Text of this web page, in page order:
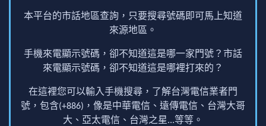
本平台的市話地區查詢，只要搜尋號碼即可馬上知道
來源地區。
手機來電顯示號碼，卻不知道這是哪一家門號？市話
來電顯示號碼，卻不知道這是哪裡打來的？
在這裡您可以輸入手機搜尋，了解台灣電信業者門
號，包含(+886)，像是中華電信、遠傳電信、台灣大哥
大、亞太電信、台灣之星...等等。